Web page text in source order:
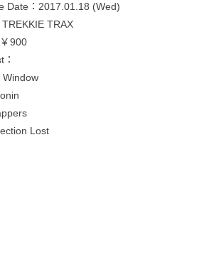
Date：2017.01.18 (Wed)
TRAX
900
Window
Lost